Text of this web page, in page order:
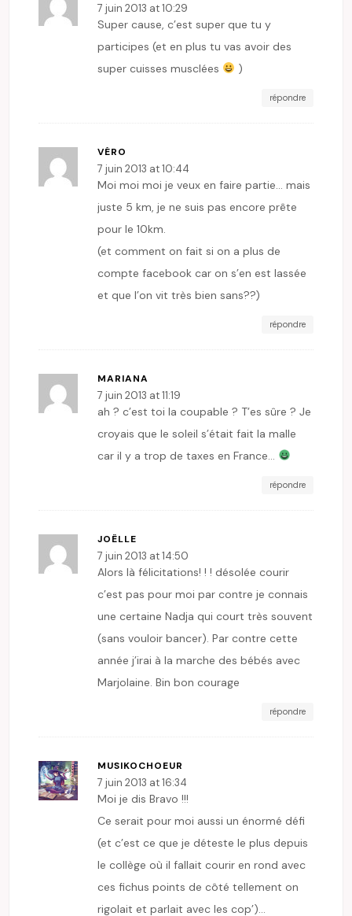
7 juin 2013 at 10:29
Super cause, c’est super que tu y
participes (et en plus tu vas avoir des
super cuisses musclées
)
répondre
VÉRO
7 juin 2013 at 10:44
Moi moi moi je veux en faire partie… mais
juste 5 km, je ne suis pas encore prête
pour le 10km.
(et comment on fait si on a plus de
compte facebook car on s’en est lassée
et que l’on vit très bien sans??)
répondre
MARIANA
7 juin 2013 at 11:19
ah ? c’est toi la coupable ? T’es sûre ? Je
croyais que le soleil s’était fait la malle
car il y a trop de taxes en France…
répondre
JOËLLE
7 juin 2013 at 14:50
Alors là félicitations! ! ! désolée courir
c’est pas pour moi par contre je connais
une certaine Nadja qui court très souvent
(sans vouloir bancer). Par contre cette
année j’irai à la marche des bébés avec
Marjolaine. Bin bon courage
répondre
MUSIKOCHOEUR
7 juin 2013 at 16:34
Moi je dis Bravo !!!
Ce serait pour moi aussi un énormé défi
(et c’est ce que je déteste le plus depuis
le collège où il fallait courir en rond avec
ces fichus points de côté tellement on
rigolait et parlait avec les cop’)…